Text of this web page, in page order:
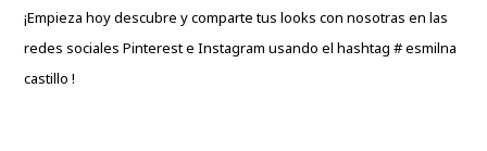
¡Empieza hoy descubre y comparte tus looks con nosotras en las
redes socialesPinteresteInstagram usando el hashtag #esmilna
castillo !